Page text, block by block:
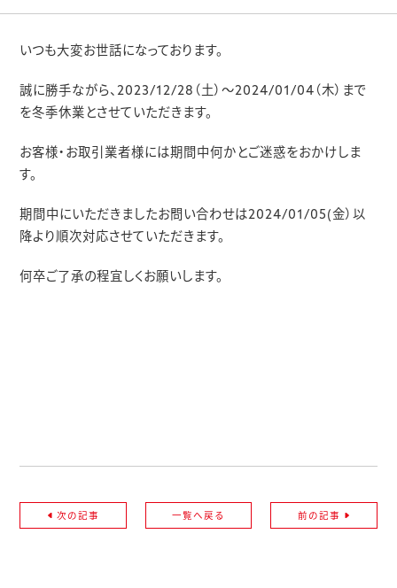
いつも大変お世話になっております。
誠に勝手ながら、2023/12/28（土）～2024/01/04（木）まで
を冬季休業とさせていただきます。
お客様・お取引業者様には期間中何かとご迷惑をおかけしま
す。
期間中にいただきましたお問い合わせは2024/01/05(金）以
降より順次対応させていただきます。
何卒ご了承の程宜しくお願いします。
次の記事 一覧へ戻る 前の記事